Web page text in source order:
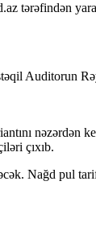
Auditorun
nəzərdən
çıxıb.
Nağd pul